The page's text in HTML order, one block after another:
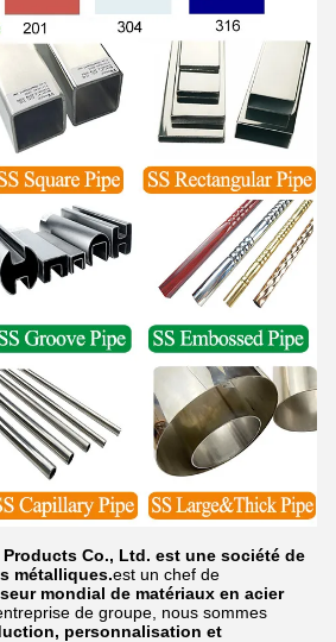
Co., Ltd. est une société de
métalliques.est un chef de
mondial de matériaux en acier
de groupe, nous sommes
personnalisation et